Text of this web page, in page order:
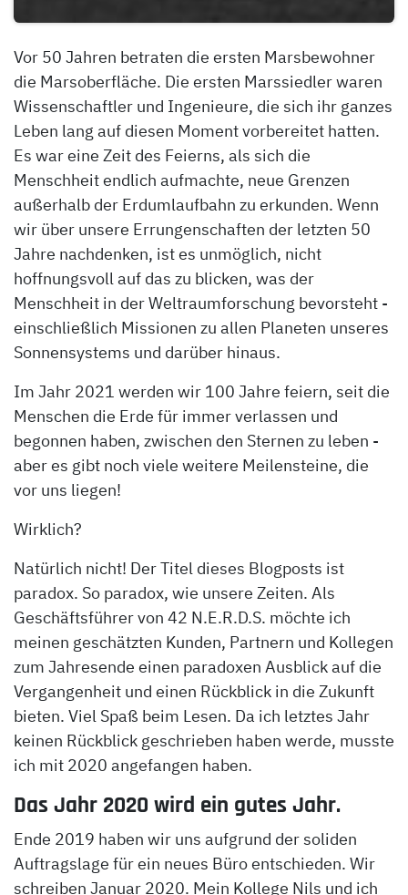
Vor 50 Jahren betraten die ersten Marsbewohner
die Marsoberfläche. Die ersten Marssiedler waren
Wissenschaftler und Ingenieure, die sich ihr ganzes
Leben lang auf diesen Moment vorbereitet hatten.
Es war eine Zeit des Feierns, als sich die
Menschheit endlich aufmachte, neue Grenzen
außerhalb der Erdumlaufbahn zu erkunden. Wenn
wir über unsere Errungenschaften der letzten 50
Jahre nachdenken, ist es unmöglich, nicht
hoffnungsvoll auf das zu blicken, was der
Menschheit in der Weltraumforschung bevorsteht -
einschließlich Missionen zu allen Planeten unseres
Sonnensystems und darüber hinaus.
Im Jahr 2021 werden wir 100 Jahre feiern, seit die
Menschen die Erde für immer verlassen und
begonnen haben, zwischen den Sternen zu leben -
aber es gibt noch viele weitere Meilensteine, die
vor uns liegen!
Wirklich?
Natürlich nicht! Der Titel dieses Blogposts ist
paradox. So paradox, wie unsere Zeiten. Als
Geschäftsführer von 42 N.E.R.D.S. möchte ich
meinen geschätzten Kunden, Partnern und Kollegen
zum Jahresende einen paradoxen Ausblick auf die
Vergangenheit und einen Rückblick in die Zukunft
bieten. Viel Spaß beim Lesen. Da ich letztes Jahr
keinen Rückblick geschrieben haben werde, musste
ich mit 2020 angefangen haben.
Das Jahr 2020 wird ein gutes Jahr.
Ende 2019 haben wir uns aufgrund der soliden
Auftragslage für ein neues Büro entschieden. Wir
schreiben Januar 2020. Mein Kollege Nils und ich